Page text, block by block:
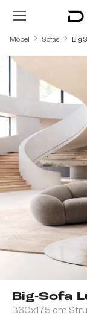
Zum Hauptinhalt
Möbel Sofas Big
Big-Sofa
360x175 cm
Bildergalerie